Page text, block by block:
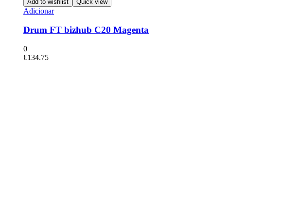
Add to wishlist Quick view
Adicionar
Drum FT bizhub C20 Magenta
0
€134.75